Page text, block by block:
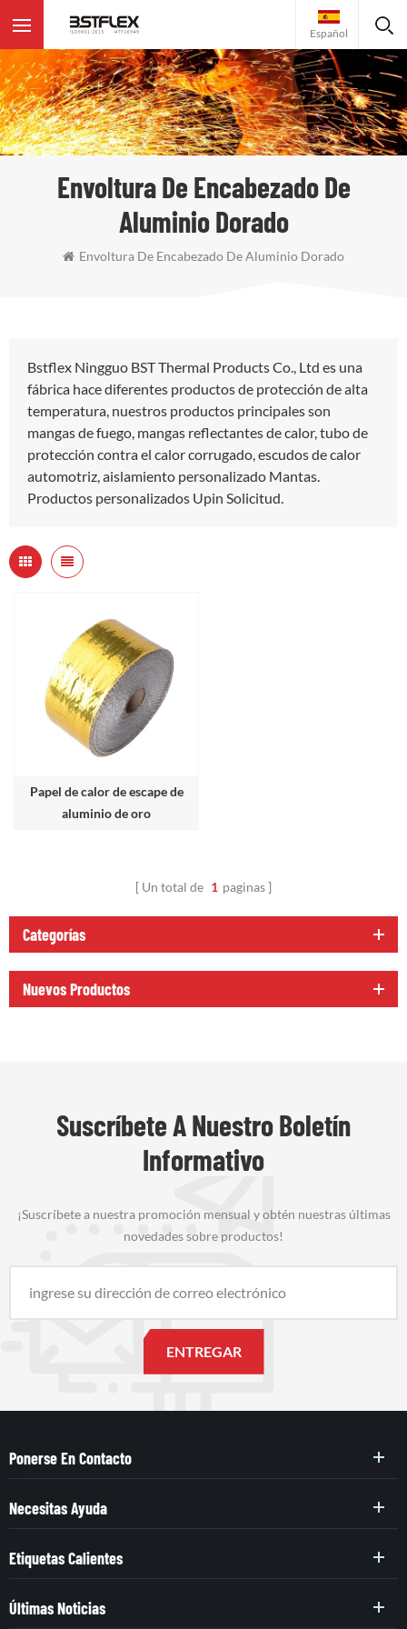
Español
Envoltura De Encabezado De
Aluminio Dorado
Envoltura De Encabezado De Aluminio Dorado
Bstflex Ningguo BST Thermal Products Co., Ltd es una
fábrica hace diferentes productos de protección de alta
temperatura, nuestros productos principales son
mangas de fuego, mangas reflectantes de calor, tubo de
protección contra el calor corrugado, escudos de calor
automotriz, aislamiento personalizado Mantas.
Productos personalizados Upin Solicitud.
Papel de calor de escape de
aluminio de oro
Un total de 1 paginas
Categorías
Nuevos Productos
Suscríbete A Nuestro Boletín
Informativo
¡Suscríbete a nuestra promoción mensual y obtén nuestras últimas
novedades sobre productos!
Ponerse En Contacto
Necesitas Ayuda
Etiquetas Calientes
Últimas Noticias